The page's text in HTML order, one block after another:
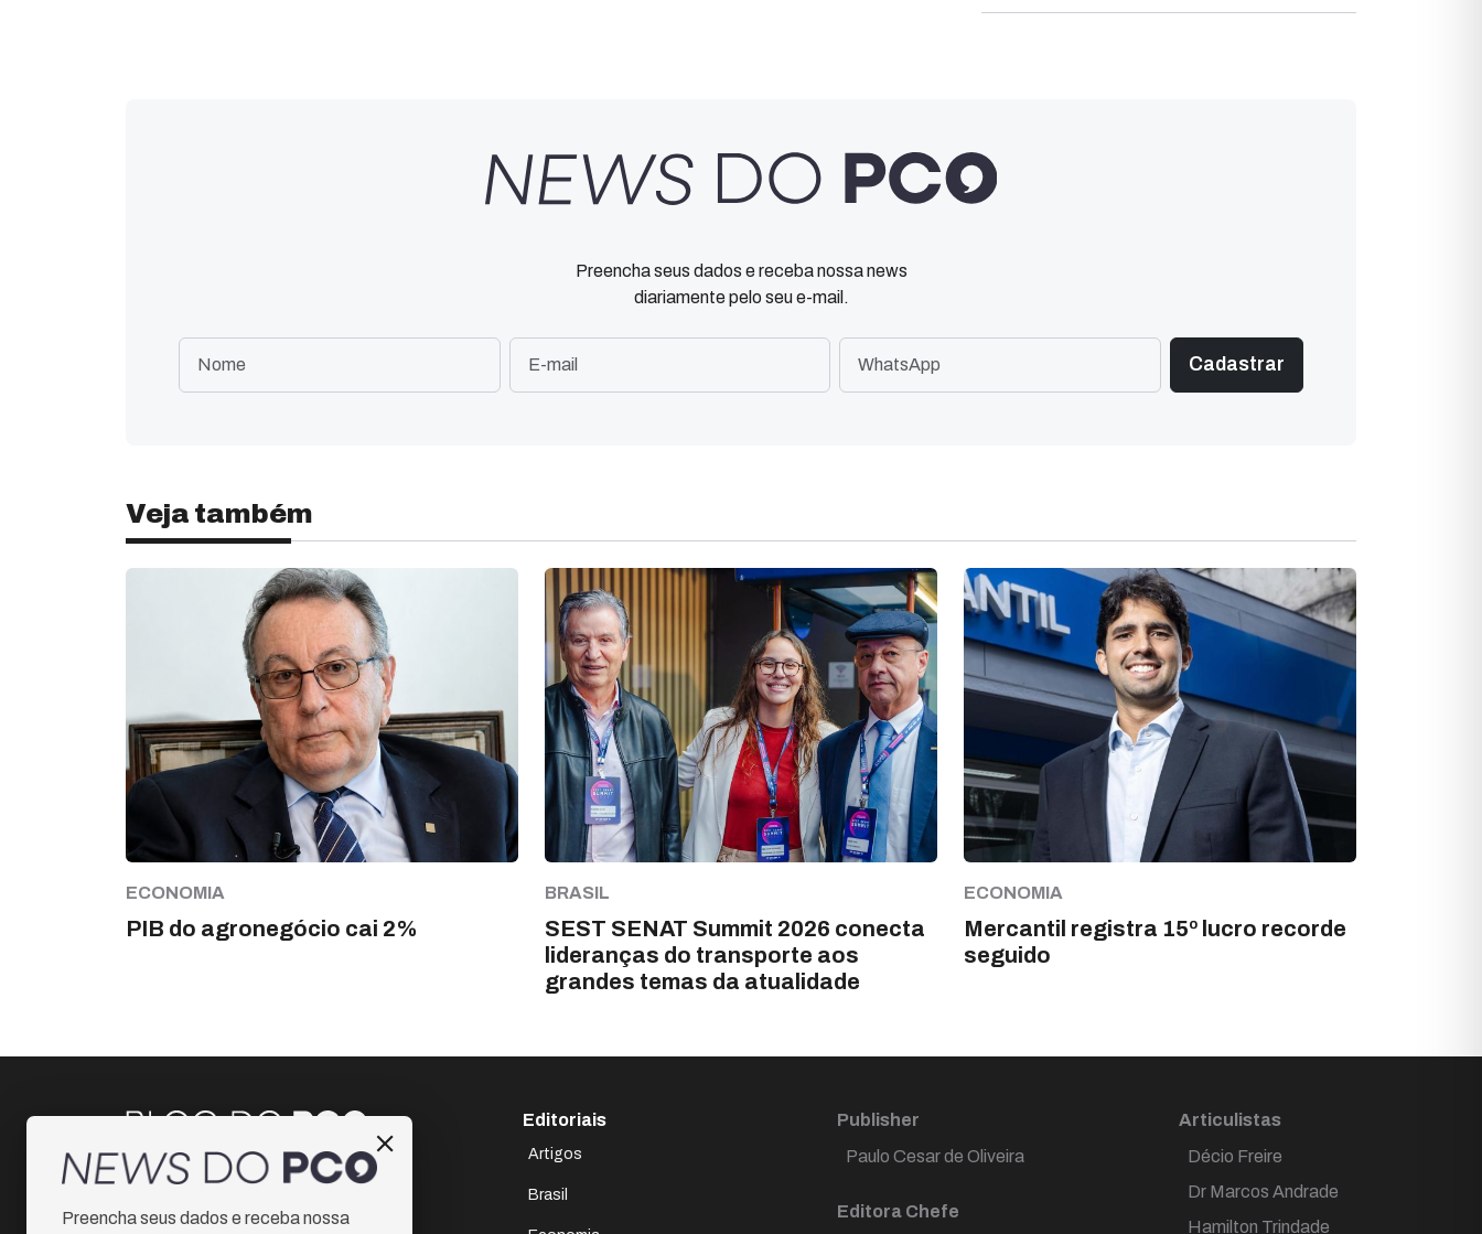
Preencha seus dados e receba nossa news
diariamente pelo seu e-mail.
Veja também
ECONOMIA
PIB do agronegócio cai 2%
BRASIL
SEST SENAT Summit 2026 conecta
lideranças do transporte aos
grandes temas da atualidade
ECONOMIA
Mercantil registra 15º lucro recorde
seguido
Instagram
Facebook
Editoriais
Artigos
Brasil
Publisher
Paulo Cesar de Oliveira
Editora Chefe
Articulistas
Décio Freire
Dr Marcos Andrade
Hamilton Trindade
Preencha seus dados e receba nossa